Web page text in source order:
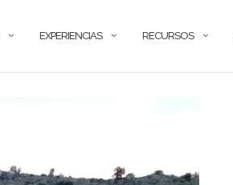
EXPERIENCIAS RECURSOS